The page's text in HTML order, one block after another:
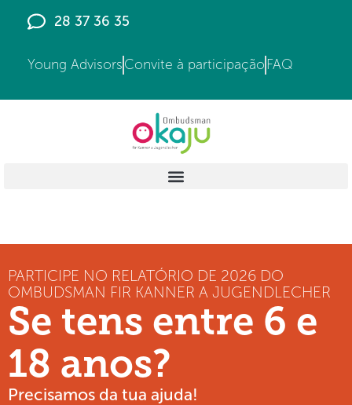
28 37 36 35
Young Advisors Convite à participação FAQ
PARTICIPE NO RELATÓRIO DE 2026 DO
OMBUDSMAN FIR KANNER A JUGENDLECHER
Se tens entre 6 e
18 anos?
Precisamos da tua ajuda!